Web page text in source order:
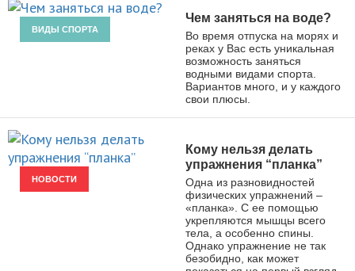
ВИДЫ СПОРТА
Чем заняться на воде?
Во время отпуска на морях и
реках у Вас есть уникальная
возможность заняться
водными видами спорта.
Вариантов много, и у каждого
свои плюсы.
НОВОСТИ
Кому нельзя делать
упражнения “планка”
Одна из разновидностей
физических упражнений –
«планка». С ее помощью
укрепляются мышцы всего
тела, а особенно спины.
Однако упражнение не так
безобидно, как может